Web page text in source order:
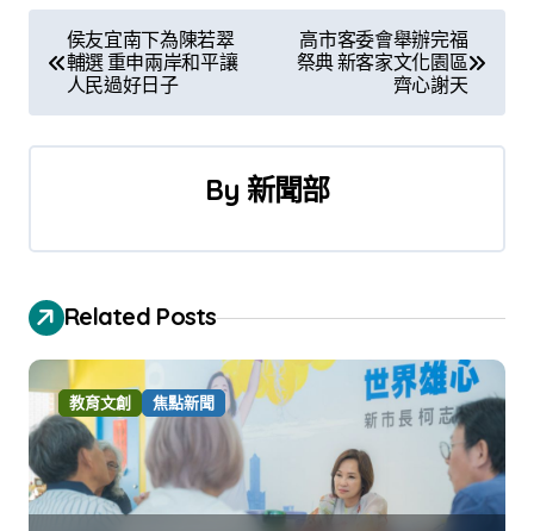
章
導
侯友宜南下為陳若翠
輔選 重申兩岸和平讓
人民過好日子
高市客委會舉辦完福
祭典 新客家文化園區
齊心謝天
By 新聞部
Related Posts
教育文創 焦點新聞